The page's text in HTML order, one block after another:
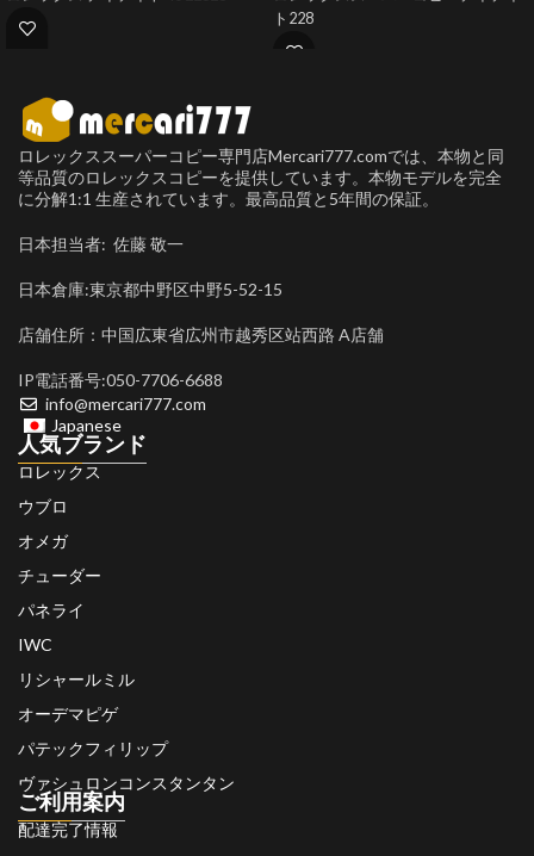
ト228
ロレックススーパーコピー専門店Mercari777.comでは、本物と同
等品質のロレックスコピーを提供しています。本物モデルを完全
に分解1:1 生産されています。最高品質と5年間の保証。
日本担当者: 佐藤 敬一
日本倉庫:東京都中野区中野5-52-15
店舗住所：中国広東省広州市越秀区站西路 A店舗
IP電話番号:050-7706-6688
info@mercari777.com
Japanese
人気ブランド
ロレックス
ウブロ
オメガ
チューダー
パネライ
IWC
リシャールミル
オーデマピゲ
パテックフィリップ
ヴァシュロンコンスタンタン
ご利用案内
配達完了情報